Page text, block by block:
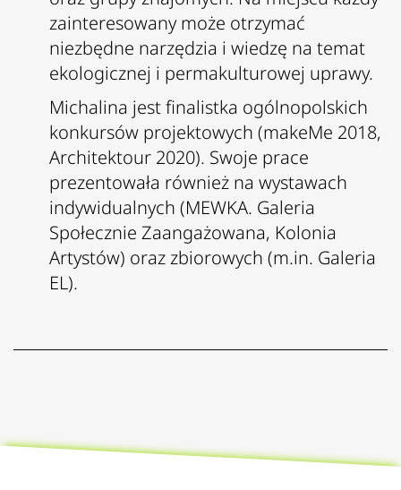
zainteresowany może otrzymać
niezbędne narzędzia i wiedzę na temat
ekologicznej i permakulturowej uprawy.
Michalina jest finalistka ogólnopolskich
konkursów projektowych (makeMe 2018,
Architektour 2020). Swoje prace
prezentowała również na wystawach
indywidualnych (MEWKA. Galeria
Społecznie Zaangażowana, Kolonia
Artystów) oraz zbiorowych (m.in. Galeria
EL).